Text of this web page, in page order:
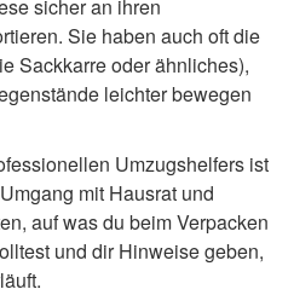
sicher an ihren
Sie haben auch oft die
Sackkarre oder ähnliches),
leichter bewegen
Umzugshelfers ist
mit Hausrat und
auf was du beim Verpacken
und dir Hinweise geben,